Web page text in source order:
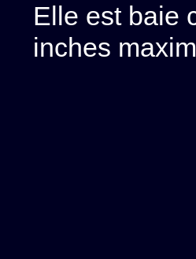
Elle est baie
inches